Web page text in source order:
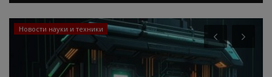
Новости науки и техники